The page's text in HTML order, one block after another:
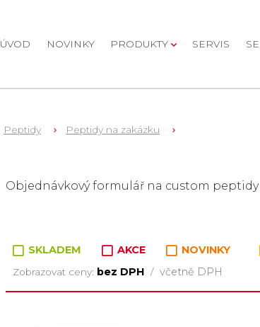
ÚVOD NOVINKY PRODUKTY SERVIS
Peptidy Peptidy na zakázku
Zboží v kategorii
Objednávkový formulář na custom
SKLADEM AKCE NOVINKY
Zobrazovat ceny: bez DPH / včetně DPH